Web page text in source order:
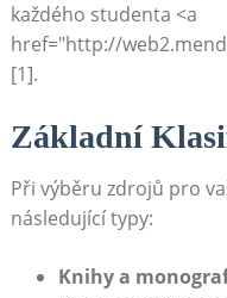
každého studenta <a
href="http://
[1].
Základní
Při výběru zdrojů pro
následující typy:
Knihy a